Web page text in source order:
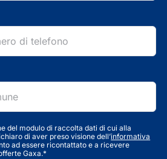
del modulo di raccolta dati di cui alla
di aver preso visione dell’informativa
ad essere ricontattato e a ricevere
Gaxa.*